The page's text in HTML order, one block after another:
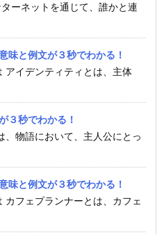
ーネットを通じて、誰かと連
味と例文が３秒でわかる！
アイデンティティとは、主体
３秒でわかる！
、物語において、主人公にとっ
味と例文が３秒でわかる！
カフェプランナーとは、カフェ